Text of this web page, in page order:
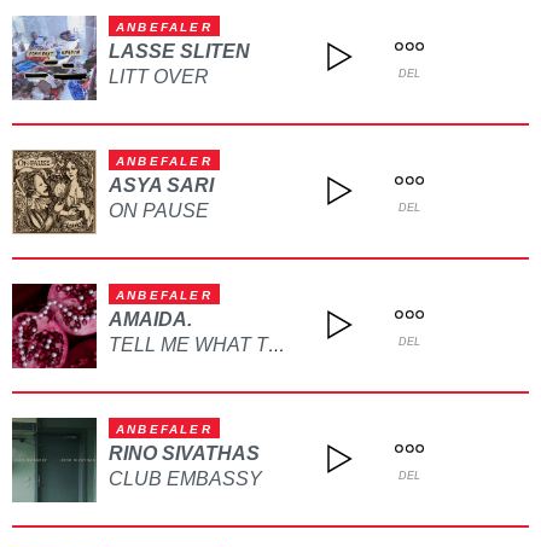
ANBEFALER
LASSE SLITEN
LITT OVER
DEL
ANBEFALER
ASYA SARI
ON PAUSE
DEL
ANBEFALER
AMAIDA.
TELL ME WHAT TO DO DEL
ANBEFALER
RINO SIVATHAS
CLUB EMBASSY
DEL